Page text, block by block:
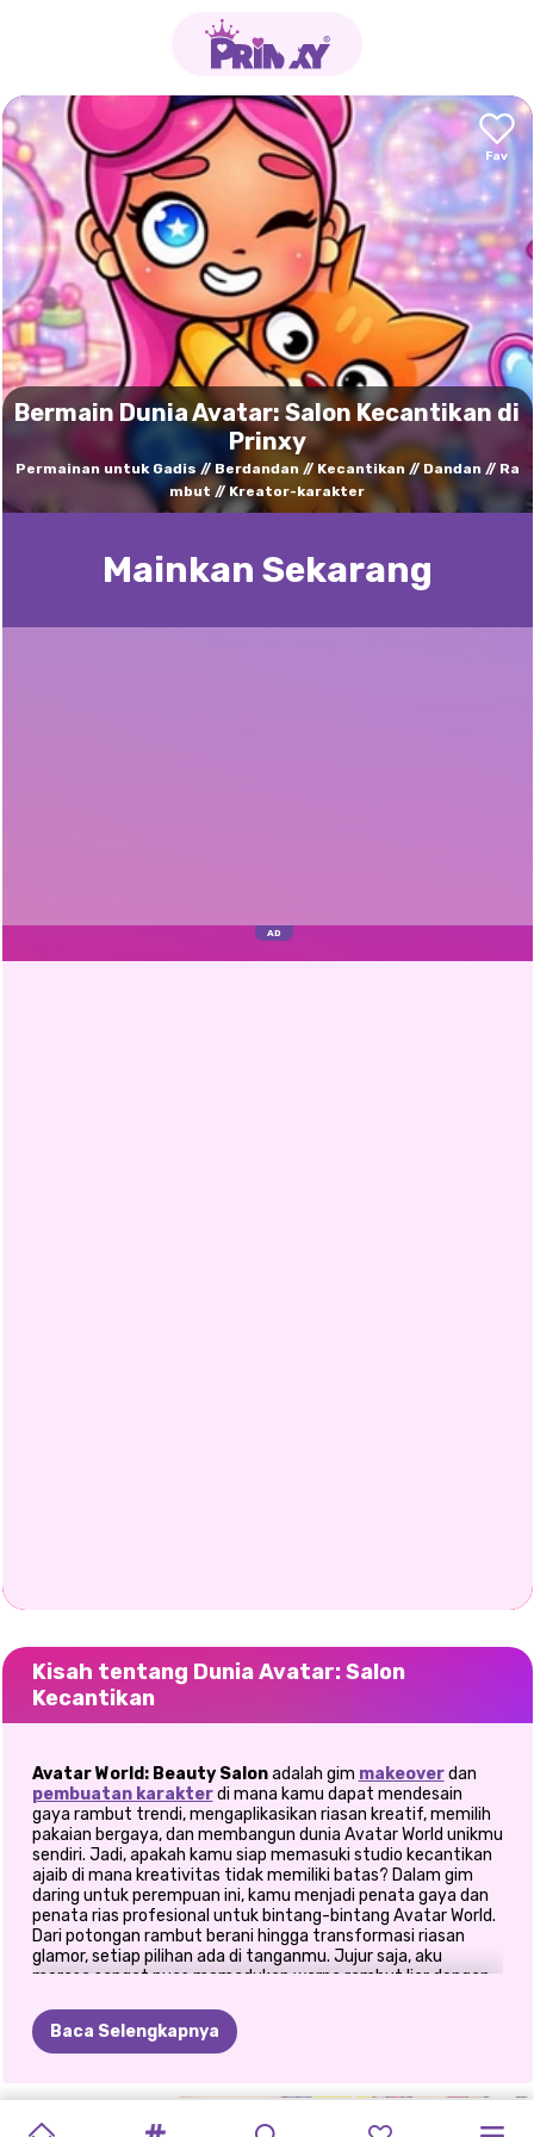
Bermain Dunia Avatar: Salon Kecantikan di
Prinxy
Permainan untuk Gadis Berdandan Kecantikan Dandan
Ra
mbut
Kreator-karakter
Mainkan Sekarang
Kisah tentang Dunia Avatar: Salon
Kecantikan
Avatar World: Beauty Salonadalah gim makeoverdan
pembuatan karakterdi mana kamu dapat mendesain
gaya rambut trendi, mengaplikasikan riasan kreatif, memilih
pakaian bergaya, dan membangun dunia Avatar World unikmu
sendiri. Jadi, apakah kamu siap memasuki studio kecantikan
ajaib di mana kreativitas tidak memiliki batas? Dalam gim
daring untuk perempuan ini, kamu menjadi penata gaya dan
penata rias profesional untuk bintang-bintang Avatar World.
Dari potongan rambut berani hingga transformasi riasan
glamor, setiap pilihan ada di tanganmu. Jujur saja, aku
merasa sangat puas memadukan warna rambut liar dengan
menjadi ikon mode.
Batas
Baca Selengkapnya
PEMBUAT
AVATAR
PEMBUAT PEMBUAT